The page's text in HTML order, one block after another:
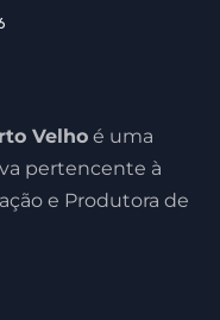
Velho é uma
pertencente à
e Produtora de